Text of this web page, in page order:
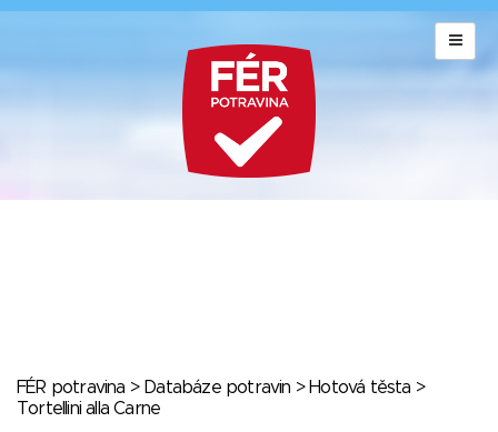
FÉR potravina > Databáze potravin > Hotová těsta >
Tortellini alla Carne